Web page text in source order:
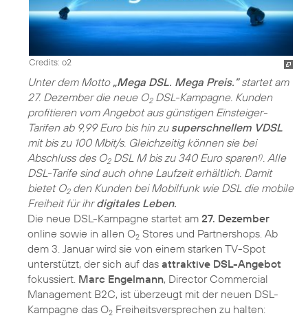
Credits: o2
Unter dem Motto „Mega DSL. Mega Preis.”startet am
27. Dezember die neue O2DSL-Kampagne. Kunden
profitieren vom Angebot aus günstigen Einsteiger-
Tarifen ab 9,99 Euro bis hin zu superschnellem VDSL
mit bis zu 100 Mbit/s. Gleichzeitig können sie bei
Abschluss des O2DSL M bis zu 340 Euro sparen1) . Alle
DSL-Tarife sind auch ohne Laufzeit erhältlich. Damit
bietet O2den Kunden bei Mobilfunk wie DSL die mobile
Freiheit für ihrdigitales Leben.
Die neue DSL-Kampagne startet am 27. Dezember
online sowie in allen O2 Stores und Partnershops. Ab
dem 3. Januar wird sie von einem starken TV-Spot
unterstützt, der sich auf das attraktive DSL-Angebot
fokussiert. Marc Engelmann, Director Commercial
Management B2C, ist überzeugt mit der neuen DSL-
Kampagne das O2 Freiheitsversprechen zu halten: